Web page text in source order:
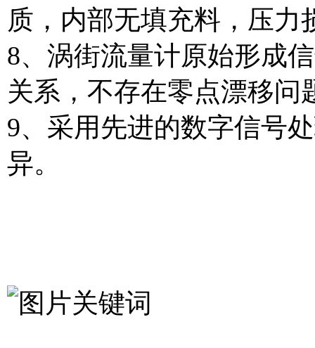
质，内部无填充料，压力
8、涡街流量计原始形成
关系，不存在零点漂移问
9、采用先进的数字信号
异。